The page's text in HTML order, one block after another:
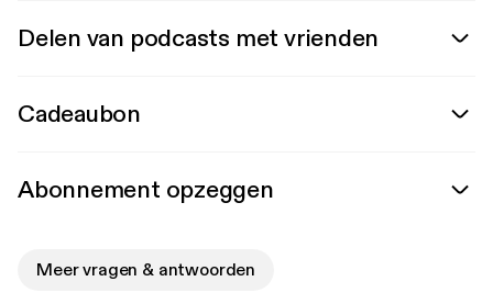
Delen van podcasts met vrienden
Cadeaubon
Abonnement opzeggen
Meer vragen & antwoorden